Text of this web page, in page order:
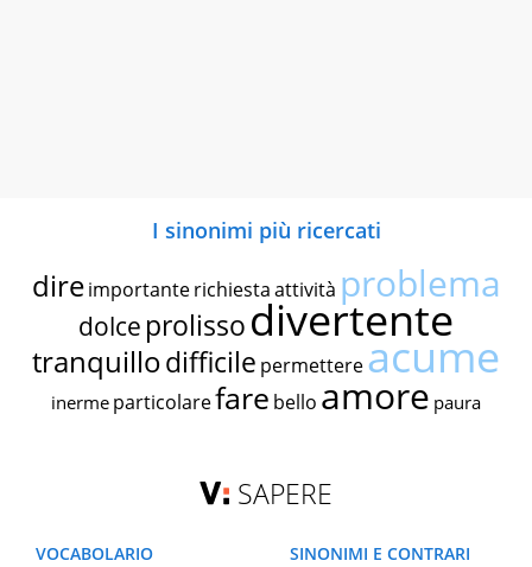
I sinonimi più ricercati
dire importante richiestaattività problema
dolce prolissodivertente
tranquillodifficile permettereacume
inerme particolarefare bello amore paura
SAPERE
VOCABOLARIO
SINONIMI E CONTRARI